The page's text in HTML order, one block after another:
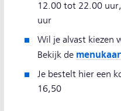
12.00 tot 22.00
uur
Wil je alvast kiezen
Bekijk de
Je bestelt hier een
16,50